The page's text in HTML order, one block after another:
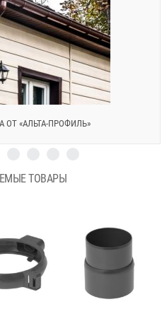
«АЛЬТА-ПРОФИЛЬ»
ТОВАРЫ